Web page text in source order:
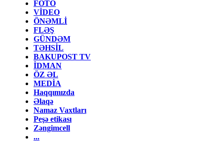
FOTO
VİDEO
ÖNƏMLİ
FLƏŞ
GÜNDƏM
TƏHSİL
BAKUPOST TV
İDMAN
ÖZ ƏL
MEDİA
Haqqımızda
Əlaqə
Namaz Vaxtları
Peşə etikası
Zəngimcell
...